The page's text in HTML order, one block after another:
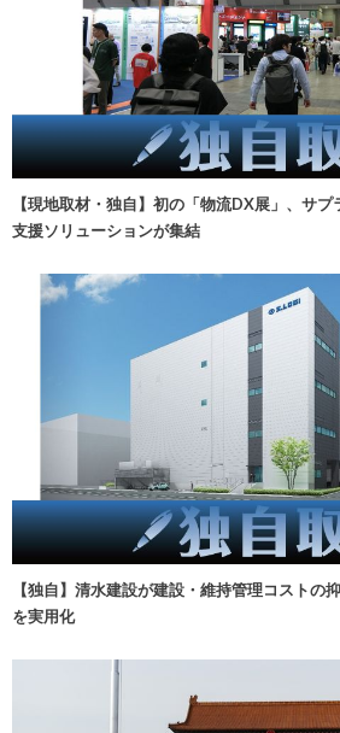
【現地取材・独自】初の「物流DX展」、サ
支援ソリューションが集結
【独自】清水建設が建設・維持管理コストの
を実用化